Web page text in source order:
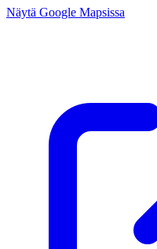
Näytä Google Mapsissa